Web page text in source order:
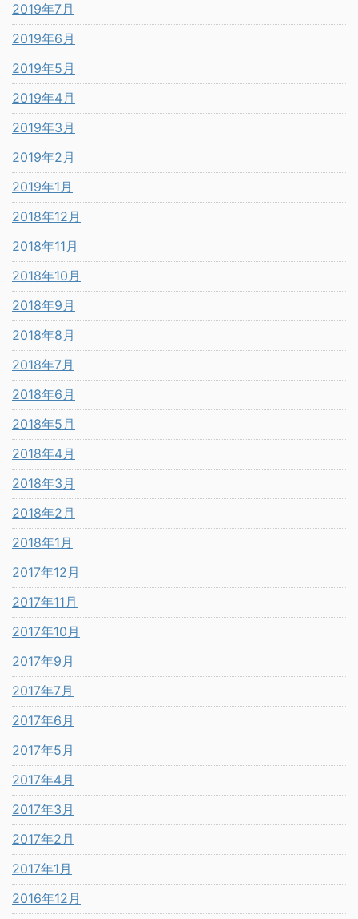
2019年7月
2019年6月
2019年5月
2019年4月
2019年3月
2019年2月
2019年1月
2018年12月
2018年11月
2018年10月
2018年9月
2018年8月
2018年7月
2018年6月
2018年5月
2018年4月
2018年3月
2018年2月
2018年1月
2017年12月
2017年11月
2017年10月
2017年9月
2017年7月
2017年6月
2017年5月
2017年4月
2017年3月
2017年2月
2017年1月
2016年12月